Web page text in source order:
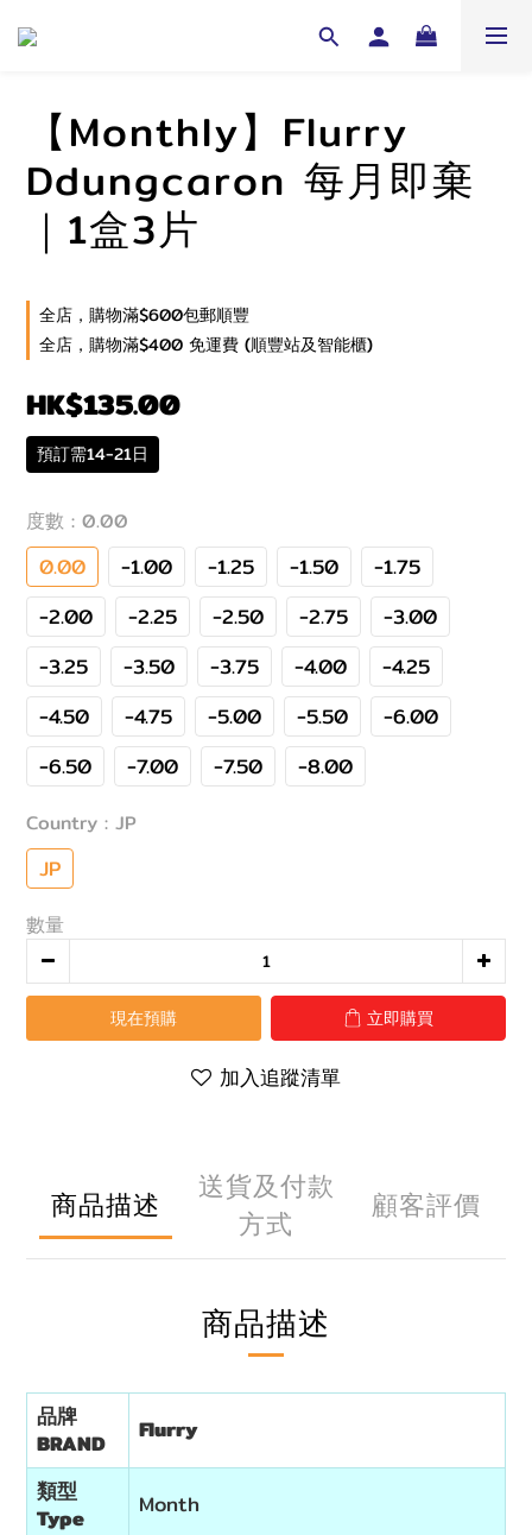
【Monthly】Flurry
Ddungcaron 每月即棄
｜1盒3片
全店，購物滿$600包郵順豐
全店，購物滿$400 免運費 (順豐站及智能櫃)
HK$135.00
預訂需14-21日
度數 : 0.00
0.00 -1.00 -1.25 -1.50
-1.75
-2.00
-2.25 -2.50 -2.75
-3.00
-3.25
-3.50 -3.75 -4.00
-4.25
-4.50
-4.75 -5.00 -5.50
-6.00
-6.50
-7.00 -7.50 -8.00
Country : JP
JP
數量
現在預購 立即購買
加入追蹤清單
商品描述
送貨及付款
方式
顧客評價
商品描述
品牌
BRAND
Flurry
類型
Type
Month